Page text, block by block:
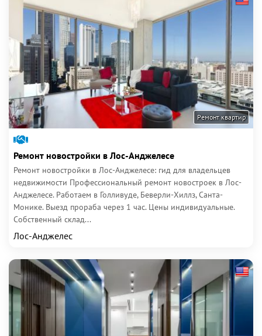
Ремонт квартир
Ремонт новостройки в Лос-Анджелесе
Ремонт новостройки в Лос-Анджелесе: гид для владельцев
недвижимости Профессиональный ремонт новостроек в Лос-
Анджелесе. Работаем в Голливуде, Беверли-Хиллз, Санта-
Монике. Выезд прораба через 1 час. Цены индивидуальные.
Собственный склад...
Лос-Анджелес